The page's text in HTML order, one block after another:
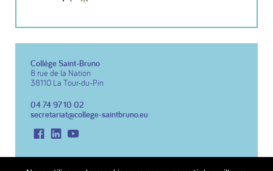
Collège Saint-Bruno
8 rue de la Nation
38110 La Tour-du-Pin
04 74 97 10 02
secretariat@college-saintbruno.eu
FacebookLinkedIn
Copyright 2026 Collège St Bruno
Réalisation du site : Notre Studio